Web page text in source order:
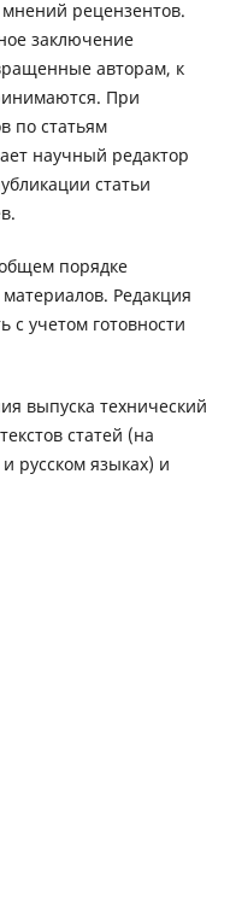
рецензентов.
заключение
авторам, к
При
по статьям
научный редактор
статьи
порядке
Редакция
с учетом готовности
выпуска технический
статей (на
русском языках) и